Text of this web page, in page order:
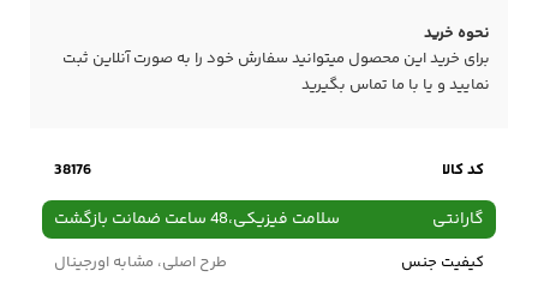
نحوه خرید
برای خرید این محصول میتوانید سفارش خود را به صورت آنلاین ثبت
نمایید و یا با ما تماس بگیرید
کد کالا 38176
گارانتی سلامت فیزیکی،48 ساعت ضمانت بازگشت
کیفیت جنس
طرح اصلی، مشابه اورجینال